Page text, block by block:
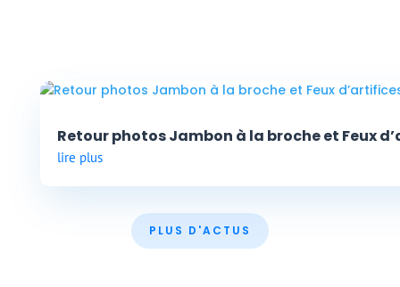
Retour photos Jambon à la broche et Feux
lire plus
PLUS D'ACTUS